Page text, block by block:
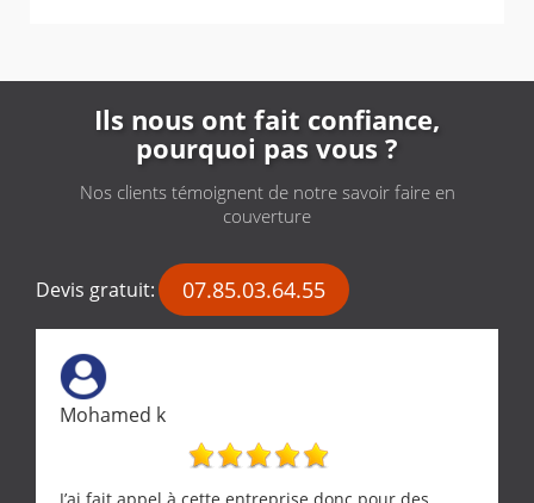
Ils nous ont fait confiance,
pourquoi pas vous ?
Nos clients témoignent de notre savoir faire en
couverture
Devis gratuit: 07.85.03.64.55
Mohamed k